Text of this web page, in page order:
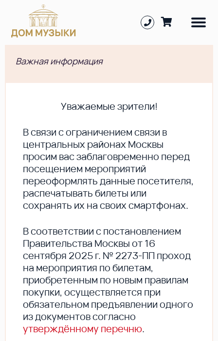
Важная информация
Уважаемые зрители!
В cвязи с ограничением связи в
центральных районах Москвы
просим вас заблаговременно перед
посещением мероприятий
переоформлять данные посетителя,
распечатывать билеты или
сохранять их на своих смартфонах.
В соответствии с постановлением
Правительства Москвы от 16
сентября 2025 г. № 2273-ПП проход
на мероприятия по билетам,
приобретенным по новым правилам
покупки, осуществляется при
обязательном предъявлении одного
из документов согласно
утверждённому перечню.